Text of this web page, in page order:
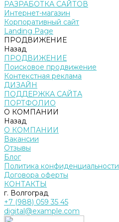
РАЗРАБОТКА САЙТОВ
Интернет-магазин
Корпоративный сайт
Landing Page
ПРОДВИЖЕНИЕ
Назад
ПРОДВИЖЕНИЕ
Поисковое продвижение
Контекстная реклама
ДИЗАЙН
ПОДДЕРЖКА САЙТА
ПОРТФОЛИО
О КОМПАНИИ
Назад
О КОМПАНИИ
Вакансии
Отзывы
Блог
Политика конфиденциальности
Договора оферты
КОНТАКТЫ
г. Волгоград
+7 (988) 059 35 45
digital@example.com